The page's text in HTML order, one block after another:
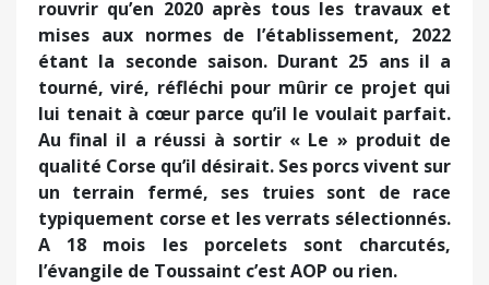
rouvrir qu’en 2020 après tous les travaux et
mises aux normes de l’établissement, 2022
étant la seconde saison. Durant 25 ans il a
tourné, viré, réfléchi pour mûrir ce projet qui
lui tenait à cœur parce qu’il le voulait parfait.
Au final il a réussi à sortir « Le » produit de
qualité Corse qu’il désirait. Ses porcs vivent sur
un terrain fermé, ses truies sont de race
typiquement corse et les verrats sélectionnés.
A 18 mois les porcelets sont charcutés,
l’évangile de Toussaint c’est AOP ou rien.